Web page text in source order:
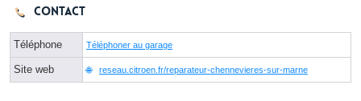
Contact
Téléphone Téléphoner au garage
Site web reseau.citroen.fr/reparateur-chennevieres-sur-marne